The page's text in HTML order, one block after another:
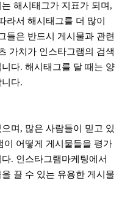
해시태그가 지표가 되며,
라서 해시태그를 더 많이
들은 반드시 게시물과 관련
가치가 인스타그램의 검색
다. 해시태그를 달 때는 양
다.
며, 많은 사람들이 믿고 있
이 어떻게 게시물들을 평가
. 인스타그램마케팅에서
끌 수 있는 유용한 게시물